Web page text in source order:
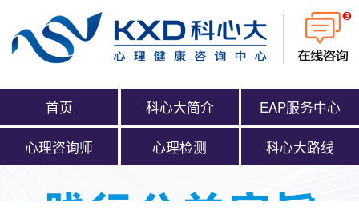
首页 科心大简介 EAP服务中心
心理咨询师 心理检测 科心大路线